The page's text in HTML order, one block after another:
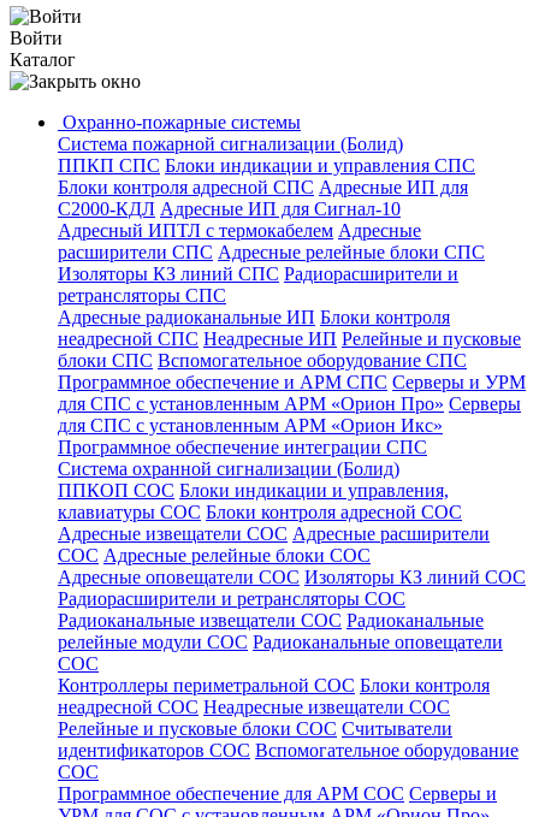
Войти
Каталог
Охранно-пожарные системы
Система пожарной сигнализации (Болид)
ППКП СПС Блоки индикации и управления СПС
Блоки контроля адресной СПС Адресные ИП для
С2000-КДЛ Адресные ИП для Сигнал-10
Адресный ИПТЛ с термокабелем Адресные
расширители СПС Адресные релейные блоки СПС
Изоляторы КЗ линий СПС Радиорасширители и
ретрансляторы СПС
Адресные радиоканальные ИП Блоки контроля
неадресной СПС Неадресные ИП Релейные и пусковые
блоки СПС Вспомогательное оборудование СПС
Программное обеспечение и АРМ СПС Серверы и УРМ
для СПС с установленным АРМ «Орион Про» Серверы
для СПС с установленным АРМ «Орион Икс»
Программное обеспечение интеграции СПС
Система охранной сигнализации (Болид)
ППКОП СОС Блоки индикации и управления,
клавиатуры СОС Блоки контроля адресной СОС
Адресные извещатели СОС Адресные расширители
СОС Адресные релейные блоки СОС
Адресные оповещатели СОС Изоляторы КЗ линий СОС
Радиорасширители и ретрансляторы СОС
Радиоканальные извещатели СОС Радиоканальные
релейные модули СОС Радиоканальные оповещатели
СОС
Контроллеры периметральной СОС Блоки контроля
неадресной СОС Неадресные извещатели СОС
Релейные и пусковые блоки СОС Считыватели
идентификаторов СОС Вспомогательное оборудование
СОС
Программное обеспечение для АРМ СОС Серверы и